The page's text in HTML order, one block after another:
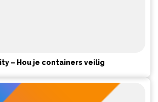
– Hou je containers veilig